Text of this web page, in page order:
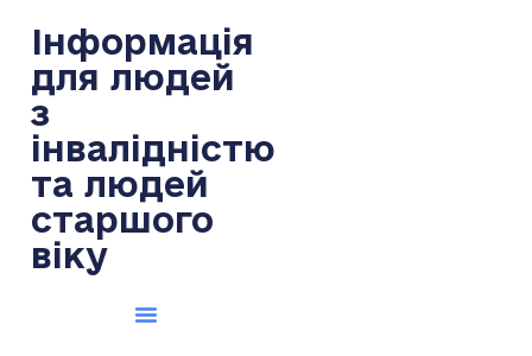
Інформація
для людей
з
інвалідністю
та людей
старшого
віку